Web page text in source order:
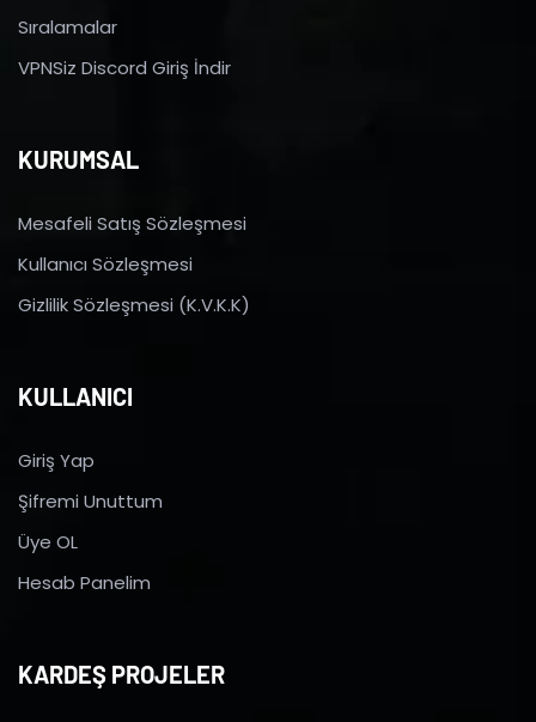
Sıralamalar
VPNSiz Discord Giriş İndir
KURUMSAL
Mesafeli Satış Sözleşmesi
Kullanıcı Sözleşmesi
Gizlilik Sözleşmesi (K.V.K.K)
KULLANICI
Giriş Yap
Şifremi Unuttum
Üye OL
Hesab Panelim
KARDEŞ PROJELER